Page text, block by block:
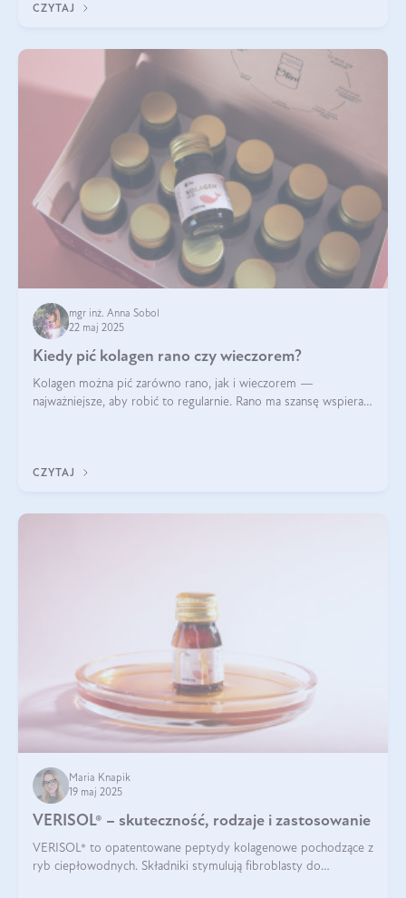
CZYTAJ
mgr inż. Anna Sobol
22 maj 2025
Kiedy pić kolagen rano czy wieczorem?
Kolagen można pić zarówno rano, jak i wieczorem —
najważniejsze, aby robić to regularnie. Rano ma szansę wspierać
CZYTAJ
Maria Knapik
19 maj 2025
VERISOL® – skuteczność, rodzaje i zastosowanie
VERISOL® to opatentowane peptydy kolagenowe pochodzące z
ryb ciepłowodnych. Składniki stymulują fibroblasty do